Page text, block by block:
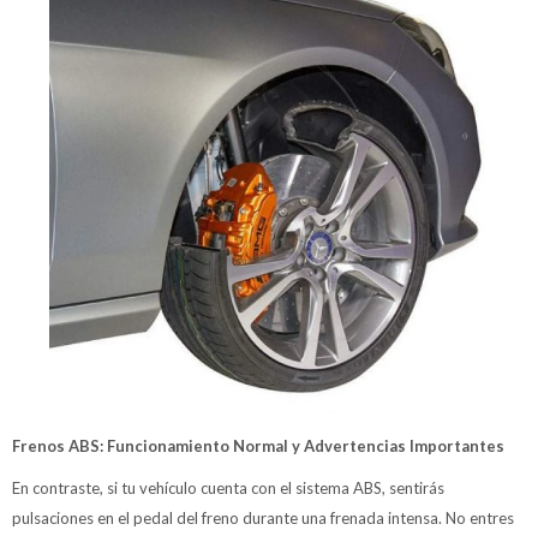
Frenos ABS: Funcionamiento Normal y Advertencias Importantes
En contraste, si tu vehículo cuenta con el sistema ABS, sentirás
pulsaciones en el pedal del freno durante una frenada intensa. No entres